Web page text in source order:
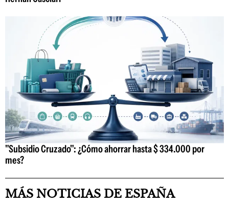
"Subsidio Cruzado": ¿Cómo ahorrar hasta $ 334.000 por
mes?
MÁS NOTICIAS DE ESPAÑA